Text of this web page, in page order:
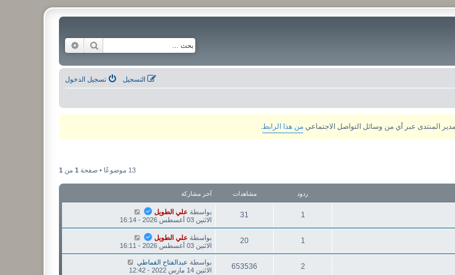
بحث
تسجيل الدخول التسجيل
من هذا الرابط
13 موضوعًا • صفحة 1 من 1
ردود مشاهدات آخر مشاركة
1
31 بواسطة علي الطويل
الاثنين 03 أغسطس 2026 - 16:14
1
20 بواسطة علي الطويل
الاثنين 03 أغسطس 2026 - 16:11
2
653536 بواسطة عبدالفتاح القماطي
الاثنين 14 مارس 2022 - 12:42